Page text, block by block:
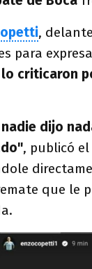
,
para
lo criticaron
dijo
, publicó
que